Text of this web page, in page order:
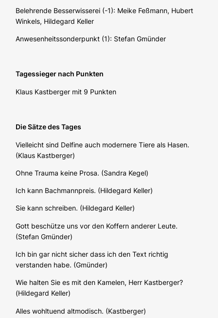
Belehrende Besserwisserei (-1): Meike Feßmann, Hubert
Winkels, Hildegard Keller
Anwesenheitssonderpunkt (1): Stefan Gmünder
Tagessieger nach Punkten
Klaus Kastberger mit 9 Punkten
Die Sätze des Tages
Vielleicht sind Delfine auch modernere Tiere als Hasen.
(Klaus Kastberger)
Ohne Trauma keine Prosa. (Sandra Kegel)
Ich kann Bachmannpreis. (Hildegard Keller)
Sie kann schreiben. (Hildegard Keller)
Gott beschütze uns vor den Koffern anderer Leute.
(Stefan Gmünder)
Ich bin gar nicht sicher dass ich den Text richtig
verstanden habe. (Gmünder)
Wie halten Sie es mit den Kamelen, Herr Kastberger?
(Hildegard Keller)
Alles wohltuend altmodisch. (Kastberger)